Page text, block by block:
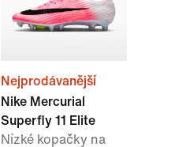
Nejprodávanější
Nike Mercurial
Superfly 11 Elite
Nízké kopačky na